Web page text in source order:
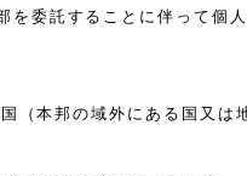
を委託することに伴って個
本邦の域外にある国又は